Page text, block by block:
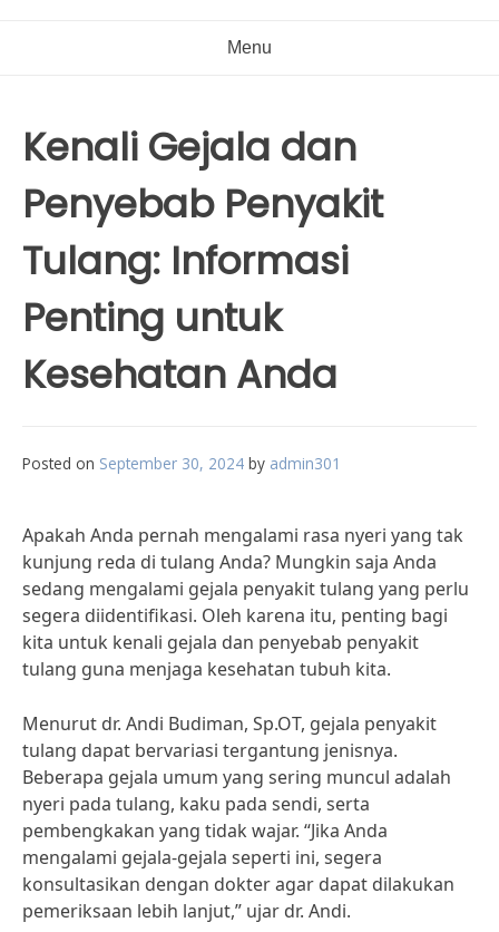
Menu
Kenali Gejala dan
Penyebab Penyakit
Tulang: Informasi
Penting untuk
Kesehatan Anda
Posted on September 30, 2024 by admin301
Apakah Anda pernah mengalami rasa nyeri yang tak
kunjung reda di tulang Anda? Mungkin saja Anda
sedang mengalami gejala penyakit tulang yang perlu
segera diidentifikasi. Oleh karena itu, penting bagi
kita untuk kenali gejala dan penyebab penyakit
tulang guna menjaga kesehatan tubuh kita.
Menurut dr. Andi Budiman, Sp.OT, gejala penyakit
tulang dapat bervariasi tergantung jenisnya.
Beberapa gejala umum yang sering muncul adalah
nyeri pada tulang, kaku pada sendi, serta
pembengkakan yang tidak wajar. “Jika Anda
mengalami gejala-gejala seperti ini, segera
konsultasikan dengan dokter agar dapat dilakukan
pemeriksaan lebih lanjut,” ujar dr. Andi.